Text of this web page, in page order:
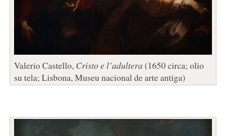
Valerio Castello, Cristo e l’adultera (1650 circa; olio
su tela; Lisbona, Museu nacional de arte antiga)